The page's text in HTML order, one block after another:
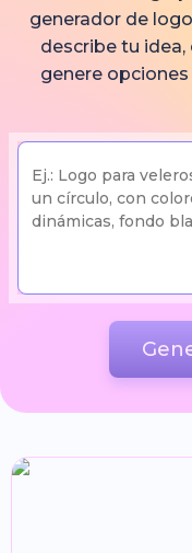
generador de
describe tu idea,
genere